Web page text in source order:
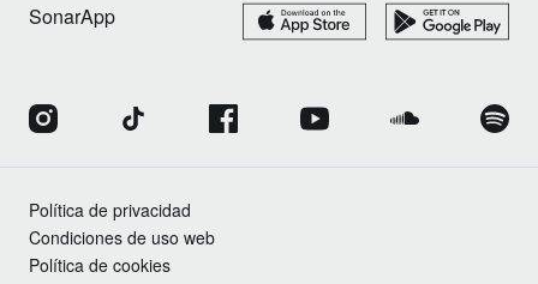
SonarApp
Política de privacidad
Condiciones de uso web
Política de cookies